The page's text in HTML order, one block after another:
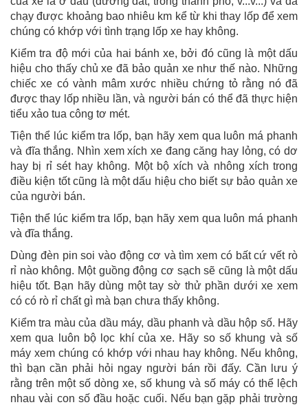
chạy được khoảng bao nhiêu km kể từ khi thay lốp để xem
chúng có khớp với tình trạng lốp xe hay không.
Kiểm tra độ mới của hai bánh xe, bởi đó cũng là một dấu
hiệu cho thấy chủ xe đã bảo quản xe như thế nào. Những
chiếc xe có vành mâm xước nhiều chứng tỏ rằng nó đã
được thay lốp nhiều lần, và người bán có thể đã thực hiện
tiểu xảo tua công tơ mét.
Tiện thể lúc kiểm tra lốp, bạn hãy xem qua luôn má phanh
và đĩa thắng. Nhìn xem xích xe đang căng hay lỏng, có dơ
hay bị rỉ sét hay không. Một bộ xích và nhông xích trong
điều kiện tốt cũng là một dấu hiệu cho biết sự bảo quản xe
của người bán.
Tiện thể lúc kiểm tra lốp, bạn hãy xem qua luôn má phanh
và đĩa thắng.
Dùng đèn pin soi vào động cơ và tìm xem có bất cứ vết rò
rỉ nào không. Một guồng động cơ sạch sẽ cũng là một dấu
hiệu tốt. Bạn hãy dùng một tay sờ thử phần dưới xe xem
có có rò rỉ chất gì mà bạn chưa thấy không.
Kiểm tra màu của dầu máy, dầu phanh và dầu hộp số. Hãy
xem qua luôn bộ lọc khí của xe. Hãy so số khung và số
máy xem chúng có khớp với nhau hay không. Nếu không,
thì bạn cần phải hỏi ngay người bán rồi đấy. Cần lưu ý
rằng trên một số dòng xe, số khung và số máy có thể lệch
nhau vài con số đầu hoặc cuối. Nếu bạn gặp phải trường